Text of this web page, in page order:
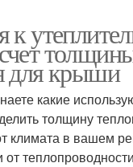
к
для крыши
какие
толщину
климата в вашем